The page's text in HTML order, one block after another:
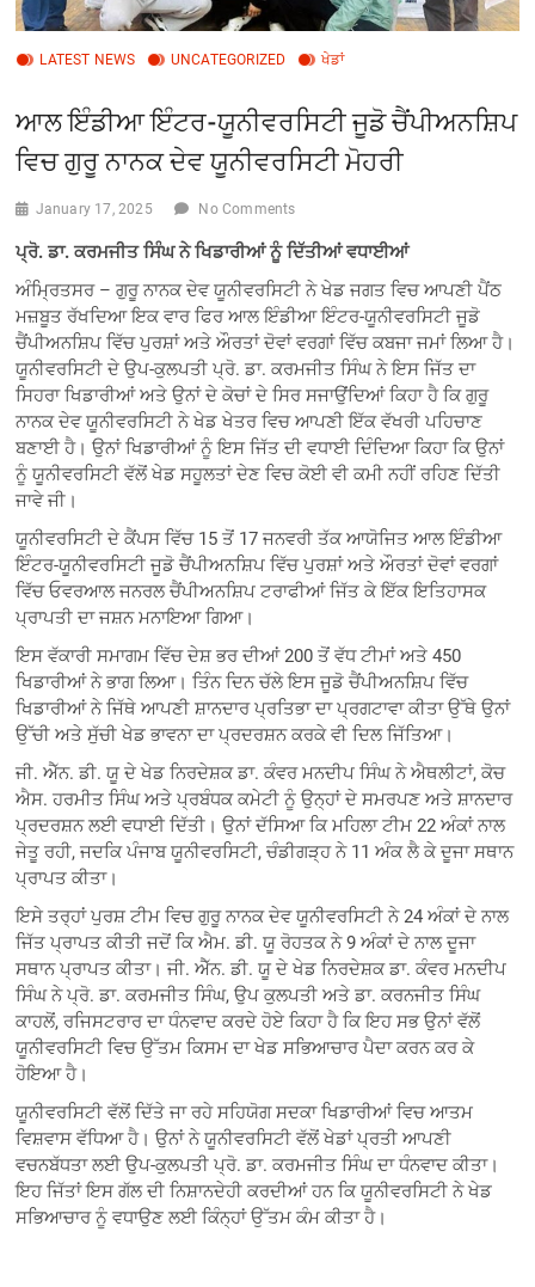
LATEST NEWS UNCATEGORIZED ਖੇਡਾਂ
ਆਲ ਇੰਡੀਆ ਇੰਟਰ-ਯੂਨੀਵਰਸਿਟੀ ਜੂਡੋ ਚੈਂਪੀਅਨਸ਼ਿਪ
ਵਿਚ ਗੁਰੂ ਨਾਨਕ ਦੇਵ ਯੂਨੀਵਰਸਿਟੀ ਮੋਹਰੀ
January 17, 2025 No Comments
ਪ੍ਰੋ. ਡਾ. ਕਰਮਜੀਤ ਸਿੰਘ ਨੇ ਖਿਡਾਰੀਆਂ ਨੂੰ ਦਿੱਤੀਆਂ ਵਧਾਈਆਂ
ਅੰਮ੍ਰਿਤਸਰ – ਗੁਰੂ ਨਾਨਕ ਦੇਵ ਯੂਨੀਵਰਸਿਟੀ ਨੇ ਖੇਡ ਜਗਤ ਵਿਚ ਆਪਣੀ ਪੈਂਠ
ਮਜ਼ਬੂਤ ਰੱਖਦਿਆ ਇਕ ਵਾਰ ਫਿਰ ਆਲ ਇੰਡੀਆ ਇੰਟਰ-ਯੂਨੀਵਰਸਿਟੀ ਜੂਡੋ
ਚੈਂਪੀਅਨਸ਼ਿਪ ਵਿੱਚ ਪੁਰਸ਼ਾਂ ਅਤੇ ਔਰਤਾਂ ਦੋਵਾਂ ਵਰਗਾਂ ਵਿੱਚ ਕਬਜਾ ਜਮਾਂ ਲਿਆ ਹੈ।
ਯੂਨੀਵਰਸਿਟੀ ਦੇ ਉਪ-ਕੁਲਪਤੀ ਪ੍ਰੋ. ਡਾ. ਕਰਮਜੀਤ ਸਿੰਘ ਨੇ ਇਸ ਜਿੱਤ ਦਾ
ਸਿਹਰਾ ਖਿਡਾਰੀਆਂ ਅਤੇ ਉਨਾਂ ਦੇ ਕੋਚਾਂ ਦੇ ਸਿਰ ਸਜਾਉਂਦਿਆਂ ਕਿਹਾ ਹੈ ਕਿ ਗੁਰੂ
ਨਾਨਕ ਦੇਵ ਯੂਨੀਵਰਸਿਟੀ ਨੇ ਖੇਡ ਖੇਤਰ ਵਿਚ ਆਪਣੀ ਇੱਕ ਵੱਖਰੀ ਪਹਿਚਾਣ
ਬਣਾਈ ਹੈ। ਉਨਾਂ ਖਿਡਾਰੀਆਂ ਨੂੰ ਇਸ ਜਿੱਤ ਦੀ ਵਧਾਈ ਦਿੰਦਿਆ ਕਿਹਾ ਕਿ ਉਨਾਂ
ਨੂੰ ਯੂਨੀਵਰਸਿਟੀ ਵੱਲੋਂ ਖੇਡ ਸਹੂਲਤਾਂ ਦੇਣ ਵਿਚ ਕੋਈ ਵੀ ਕਮੀ ਨਹੀਂ ਰਹਿਣ ਦਿੱਤੀ
ਜਾਵੇ ਜੀ।
ਯੂਨੀਵਰਸਿਟੀ ਦੇ ਕੈਂਪਸ ਵਿੱਚ 15 ਤੋਂ 17 ਜਨਵਰੀ ਤੱਕ ਆਯੋਜਿਤ ਆਲ ਇੰਡੀਆ
ਇੰਟਰ-ਯੂਨੀਵਰਸਿਟੀ ਜੂਡੋ ਚੈਂਪੀਅਨਸ਼ਿਪ ਵਿੱਚ ਪੁਰਸ਼ਾਂ ਅਤੇ ਔਰਤਾਂ ਦੋਵਾਂ ਵਰਗਾਂ
ਵਿੱਚ ਓਵਰਆਲ ਜਨਰਲ ਚੈਂਪੀਅਨਸ਼ਿਪ ਟਰਾਫੀਆਂ ਜਿੱਤ ਕੇ ਇੱਕ ਇਤਿਹਾਸਕ
ਪ੍ਰਾਪਤੀ ਦਾ ਜਸ਼ਨ ਮਨਾਇਆ ਗਿਆ।
ਇਸ ਵੱਕਾਰੀ ਸਮਾਗਮ ਵਿੱਚ ਦੇਸ਼ ਭਰ ਦੀਆਂ 200 ਤੋਂ ਵੱਧ ਟੀਮਾਂ ਅਤੇ 450
ਖਿਡਾਰੀਆਂ ਨੇ ਭਾਗ ਲਿਆ। ਤਿੰਨ ਦਿਨ ਚੱਲੇ ਇਸ ਜੂਡੋ ਚੈਂਪੀਅਨਸ਼ਿਪ ਵਿੱਚ
ਖਿਡਾਰੀਆਂ ਨੇ ਜਿੱਥੇ ਆਪਣੀ ਸ਼ਾਨਦਾਰ ਪ੍ਰਤਿਭਾ ਦਾ ਪ੍ਰਗਟਾਵਾ ਕੀਤਾ ਉੱਥੇ ਉਨਾਂ
ਉੱਚੀ ਅਤੇ ਸੁੱਚੀ ਖੇਡ ਭਾਵਨਾ ਦਾ ਪ੍ਰਦਰਸ਼ਨ ਕਰਕੇ ਵੀ ਦਿਲ ਜਿੱਤਿਆ।
ਜੀ. ਐੱਨ. ਡੀ. ਯੂ ਦੇ ਖੇਡ ਨਿਰਦੇਸ਼ਕ ਡਾ. ਕੰਵਰ ਮਨਦੀਪ ਸਿੰਘ ਨੇ ਐਥਲੀਟਾਂ, ਕੋਚ
ਐਸ. ਹਰਮੀਤ ਸਿੰਘ ਅਤੇ ਪ੍ਰਬੰਧਕ ਕਮੇਟੀ ਨੂੰ ਉਨ੍ਹਾਂ ਦੇ ਸਮਰਪਣ ਅਤੇ ਸ਼ਾਨਦਾਰ
ਪ੍ਰਦਰਸ਼ਨ ਲਈ ਵਧਾਈ ਦਿੱਤੀ। ਉਨਾਂ ਦੱਸਿਆ ਕਿ ਮਹਿਲਾ ਟੀਮ 22 ਅੰਕਾਂ ਨਾਲ
ਜੇਤੂ ਰਹੀ, ਜਦਕਿ ਪੰਜਾਬ ਯੂਨੀਵਰਸਿਟੀ, ਚੰਡੀਗੜ੍ਹ ਨੇ 11 ਅੰਕ ਲੈ ਕੇ ਦੂਜਾ ਸਥਾਨ
ਪ੍ਰਾਪਤ ਕੀਤਾ।
ਇਸੇ ਤਰ੍ਹਾਂ ਪੁਰਸ਼ ਟੀਮ ਵਿਚ ਗੁਰੂ ਨਾਨਕ ਦੇਵ ਯੂਨੀਵਰਸਿਟੀ ਨੇ 24 ਅੰਕਾਂ ਦੇ ਨਾਲ
ਜਿੱਤ ਪ੍ਰਾਪਤ ਕੀਤੀ ਜਦੋਂ ਕਿ ਐਮ. ਡੀ. ਯੂ ਰੋਹਤਕ ਨੇ 9 ਅੰਕਾਂ ਦੇ ਨਾਲ ਦੂਜਾ
ਸਥਾਨ ਪ੍ਰਾਪਤ ਕੀਤਾ। ਜੀ. ਐੱਨ. ਡੀ. ਯੂ ਦੇ ਖੇਡ ਨਿਰਦੇਸ਼ਕ ਡਾ. ਕੰਵਰ ਮਨਦੀਪ
ਸਿੰਘ ਨੇ ਪ੍ਰੋ. ਡਾ. ਕਰਮਜੀਤ ਸਿੰਘ, ਉਪ ਕੁਲਪਤੀ ਅਤੇ ਡਾ. ਕਰਨਜੀਤ ਸਿੰਘ
ਕਾਹਲੋਂ, ਰਜਿਸਟਰਾਰ ਦਾ ਧੰਨਵਾਦ ਕਰਦੇ ਹੋਏ ਕਿਹਾ ਹੈ ਕਿ ਇਹ ਸਭ ਉਨਾਂ ਵੱਲੋਂ
ਯੂਨੀਵਰਸਿਟੀ ਵਿਚ ਉੱਤਮ ਕਿਸਮ ਦਾ ਖੇਡ ਸਭਿਆਚਾਰ ਪੈਦਾ ਕਰਨ ਕਰ ਕੇ
ਹੋਇਆ ਹੈ।
ਯੂਨੀਵਰਸਿਟੀ ਵੱਲੋਂ ਦਿੱਤੇ ਜਾ ਰਹੇ ਸਹਿਯੋਗ ਸਦਕਾ ਖਿਡਾਰੀਆਂ ਵਿਚ ਆਤਮ
ਵਿਸ਼ਵਾਸ ਵੱਧਿਆ ਹੈ। ਉਨਾਂ ਨੇ ਯੂਨੀਵਰਸਿਟੀ ਵੱਲੋਂ ਖੇਡਾਂ ਪ੍ਰਤੀ ਆਪਣੀ
ਵਚਨਬੱਧਤਾ ਲਈ ਉਪ-ਕੁਲਪਤੀ ਪ੍ਰੋ. ਡਾ. ਕਰਮਜੀਤ ਸਿੰਘ ਦਾ ਧੰਨਵਾਦ ਕੀਤਾ।
ਇਹ ਜਿੱਤਾਂ ਇਸ ਗੱਲ ਦੀ ਨਿਸ਼ਾਨਦੇਹੀ ਕਰਦੀਆਂ ਹਨ ਕਿ ਯੂਨੀਵਰਸਿਟੀ ਨੇ ਖੇਡ
ਸਭਿਆਚਾਰ ਨੂੰ ਵਧਾਉਣ ਲਈ ਕਿੰਨ੍ਹਾਂ ਉੱਤਮ ਕੰਮ ਕੀਤਾ ਹੈ।